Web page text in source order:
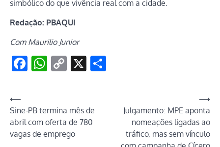
simbólico do que vivência real com a cidade.
Redação: PBAQUI
Com Maurilio Junior
Facebook
WhatsApp
Copy
X
Navegação
de
Post
⟵
Sine-PB termina mês de
abril com oferta de 780
vagas de emprego
Julgamento: MPE aponta
nomeações ligadas ao
tráfico, mas sem vínculo
⟶